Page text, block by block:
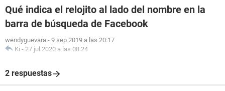
Qué indica el relojito al lado del nombre en la
barra de búsqueda de Facebook
wendyguevara - 9 sep 2019 a las 20:17
Ki - 27 jul 2020 a las 08:24
2 respuestas